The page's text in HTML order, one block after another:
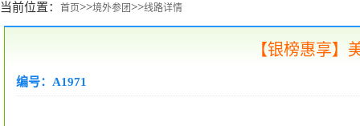
当前位置： 首页>>境外参团>>线路详情
【银榜惠享】
编号：A1971